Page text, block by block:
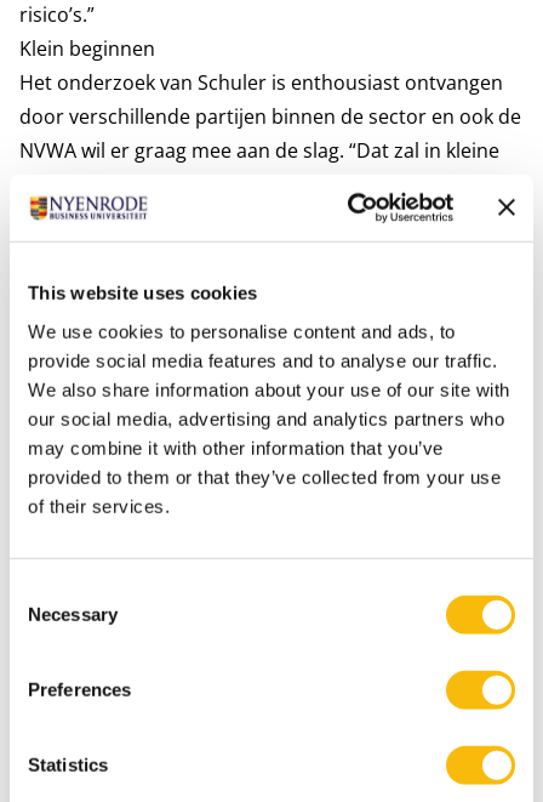
This website uses cookies
We use cookies to personalise content and ads, to
provide social media features and to analyse our traffic.
We also share information about your use of our site with
our social media, advertising and analytics partners who
may combine it with other information that you’ve
provided to them or that they’ve collected from your use
of their services.
Selection
Necessary
Preferences
Statistics
risico’s.”
Klein beginnen
Het onderzoek van Schuler is enthousiast ontvangen
door verschillende partijen binnen de sector en ook de
NVWA wil er graag mee aan de slag. “Dat zal in kleine
mijn onderzoek zeiden dat heel mooi: ‘Samenwerken is
afkomen voordat er vertrouwen kan ontstaan. Begin
dus klein.’ Ik ben ervan overtuigd dat vertrouwen en
transparantie de belangrijkste voorwaarden zijn om
tot een succesvolle datastrategie te komen.”
Impact
“Het jaar waarin ik aan mijn thesis werkte vond ik best
zwaar en tegelijkertijd ontzettend uitdagend. Ik heb
heel zorgvuldig te werk gaat waardoor er veel tijd en
energie in ging zitten. En ondertussen heb je nog geen
zicht op het eindresultaat. Wordt het wel mooi, vroeg
angst bleek onterecht. De jury van de Best-in-Business
domeinen toepasbaar is en dat iets wat complex is op